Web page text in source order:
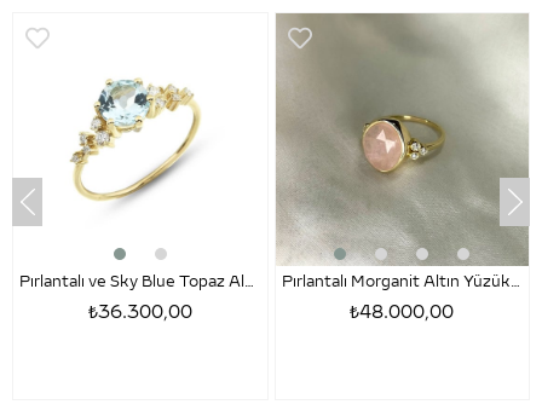
Pırlantalı ve Sky Blue Topaz Altın Yüzük – Kelly
₺36.300,00
Pırlantalı Morganit Altın Yüzük – Margaret
₺48.000,00